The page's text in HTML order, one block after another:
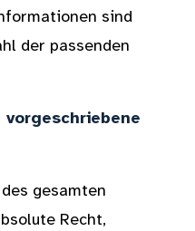
sind
der passenden
gesamten
Recht,